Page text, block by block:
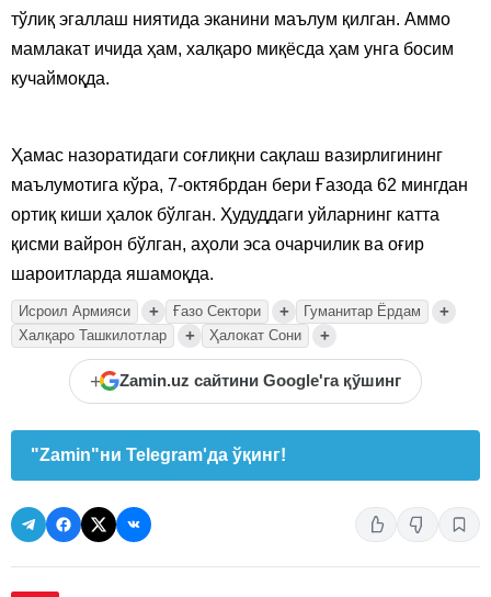
тўлиқ эгаллаш ниятида эканини маълум қилган. Аммо
мамлакат ичида ҳам, халқаро миқёсда ҳам унга босим
кучаймоқда.
Ҳамас назоратидаги соғлиқни сақлаш вазирлигининг
маълумотига кўра, 7-октябрдан бери Ғазода 62 мингдан
ортиқ киши ҳалок бўлган. Ҳудуддаги уйларнинг катта
қисми вайрон бўлган, аҳоли эса очарчилик ва оғир
шароитларда яшамоқда.
Исроил Армияси + Ғазо Сектори + Гуманитар Ёрдам +
Халқаро Ташкилотлар + Ҳалокат Сони +
+ Zamin.uz сайтини Google'га қўшинг
"Zamin"ни Telegram'да ўқинг!